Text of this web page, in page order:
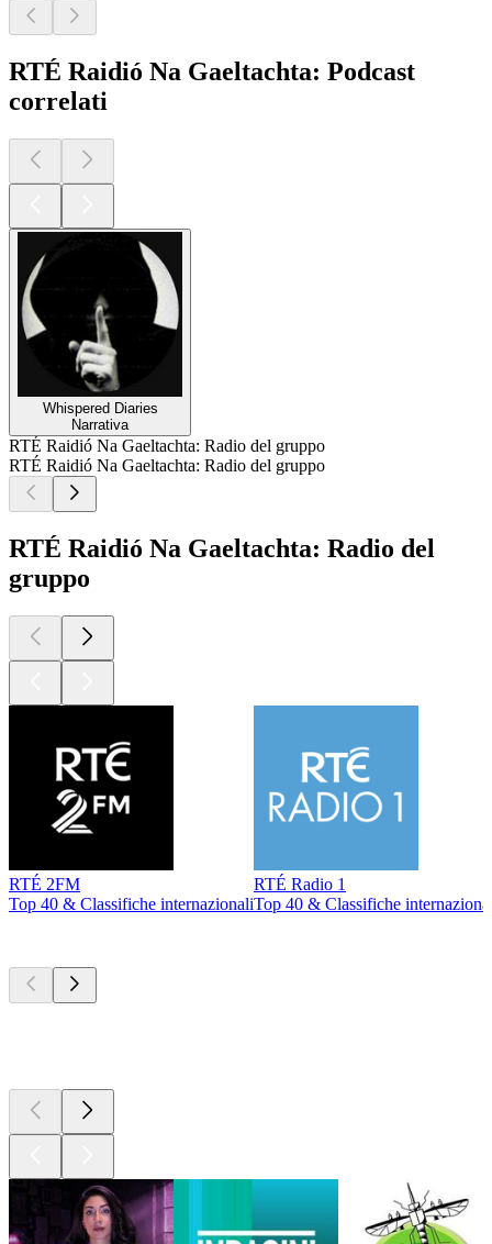
RTÉ Raidió Na Gaeltachta: Podcast
correlati
Whispered Diaries
Narrativa
RTÉ Raidió Na Gaeltachta: Radio del gruppo
RTÉ Raidió Na Gaeltachta: Radio del gruppo
RTÉ Raidió Na Gaeltachta: Radio del
gruppo
RTÉ 2FM
Top 40 & Classifiche internazionali
RTÉ Radio 1
Top 40 & Classifiche